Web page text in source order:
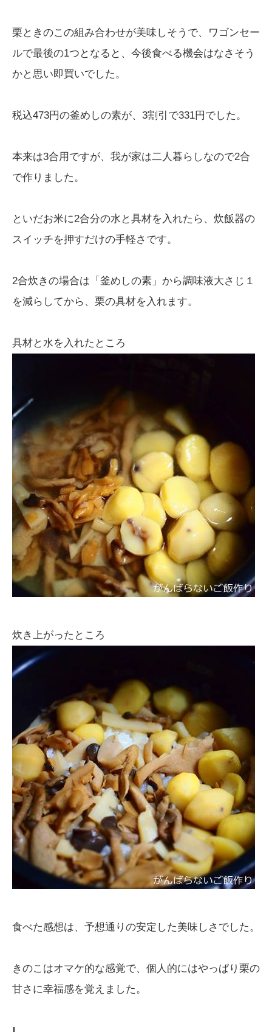
栗ときのこの組み合わせが美味しそうで、ワゴンセー
ルで最後の1つとなると、今後食べる機会はなさそう
かと思い即買いでした。
税込473円の釜めしの素が、3割引で331円でした。
本来は3合用ですが、我が家は二人暮らしなので2合
で作りました。
といだお米に2合分の水と具材を入れたら、炊飯器の
スイッチを押すだけの手軽さです。
2合炊きの場合は「釜めしの素」から調味液大さじ１
を減らしてから、栗の具材を入れます。
具材と水を入れたところ
炊き上がったところ
食べた感想は、予想通りの安定した美味しさでした。
きのこはオマケ的な感覚で、個人的にはやっぱり栗の
甘さに幸福感を覚えました。